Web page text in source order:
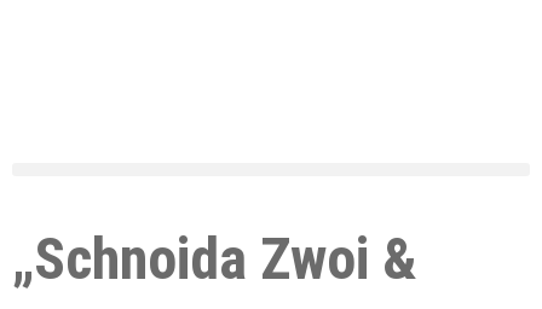
„Schnoida Zwoi &